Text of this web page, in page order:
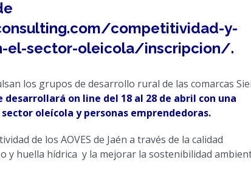
competitividad-y-
el-sector-oleicola/inscripcion/.
los grupos de desarrollo rural de las comarcas
desarrollará on line del 18 al 28 de abril con una
oleícola y personas emprendedoras.
de los AOVES de Jaén a través de la calidad
y huella hídrica y la mejorar la sostenibilidad